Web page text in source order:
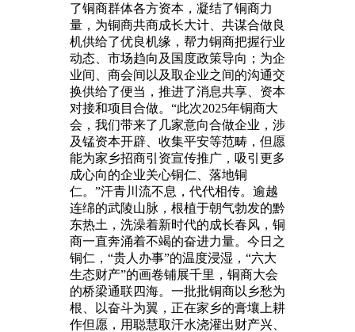
了铜商群体各方资本，凝结了铜商力
量，为铜商共商成长大计、共谋合做良
机供给了优良机缘，帮力铜商把握行业
动态、市场趋向及国度政策导向；为企
业间、商会间以及取企业之间的沟通交
换供给了便当，推进了消息共享、资本
对接和项目合做。“此次2025年铜商大
会，我们带来了几家意向合做企业，涉
及锰资本开辟、收集平安等范畴，但愿
能为家乡招商引资宣传推广，吸引更多
成心向的企业关心铜仁、落地铜
仁。”汗青川流不息，代代相传。逾越
连绵的武陵山脉，根植于朝气勃发的黔
东热土，洗澡着新时代的成长春风，铜
商一直奔涌着不竭的奋进力量。今日之
铜仁，“贵人办事”的温度浸湿，“六大
生态财产”的画卷铺展千里，铜商大会
的桥梁通联四海。一批批铜商以乡愁为
根、以奋斗为翼，正在家乡的膏壤上耕
作但愿，用聪慧取汗水浇灌出财产兴、